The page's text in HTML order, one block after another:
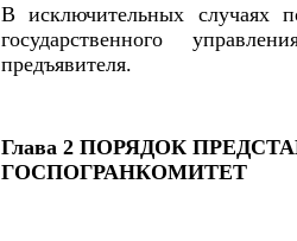
В исключительных случаях
государственного
предъявителя.
Глава 2 ПОРЯДОК
ГОСПОГРАНКОМИТЕТ